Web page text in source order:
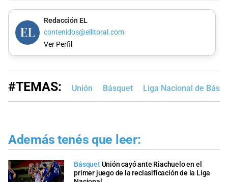
Redacción EL
contenidos@ellitoral.com
Ver Perfil
#TEMAS: Unión Básquet Liga Nacional de
Además tenés que leer:
BásquetUnión cayó ante Riachuelo en el
primer juego de la reclasificación de la Liga